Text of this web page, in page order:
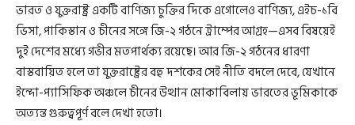
ভারত ও যুক্তরাষ্ট্র একটি বাণিজ্য চুক্তির দিকে এগোলেও বাণিজ্য, এইচ-১বি
ভিসা, পাকিস্তান ও চীনের সঙ্গে জি-২ গঠনে ট্রাম্পের আগ্রহ—এসব বিষয়েই
দুই দেশের মধ্যে গভীর মতপার্থক্য রয়েছে। আর জি-২ গঠনের ধারণা
বাস্তবায়িত হলে তা যুক্তরাষ্ট্রের বহু দশকের সেই নীতি বদলে দেবে, যেখানে
ইন্দো-প্যাসিফিক অঞ্চলে চীনের উত্থান মোকাবিলায় ভারতের ভূমিকাকে
অত্যন্ত গুরুত্বপূর্ণ বলে দেখা হতো।